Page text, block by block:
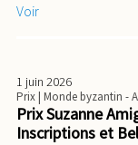
Voir
1 juin 2026
Prix| Monde byzantin -
Prix Suzanne
Inscriptions et